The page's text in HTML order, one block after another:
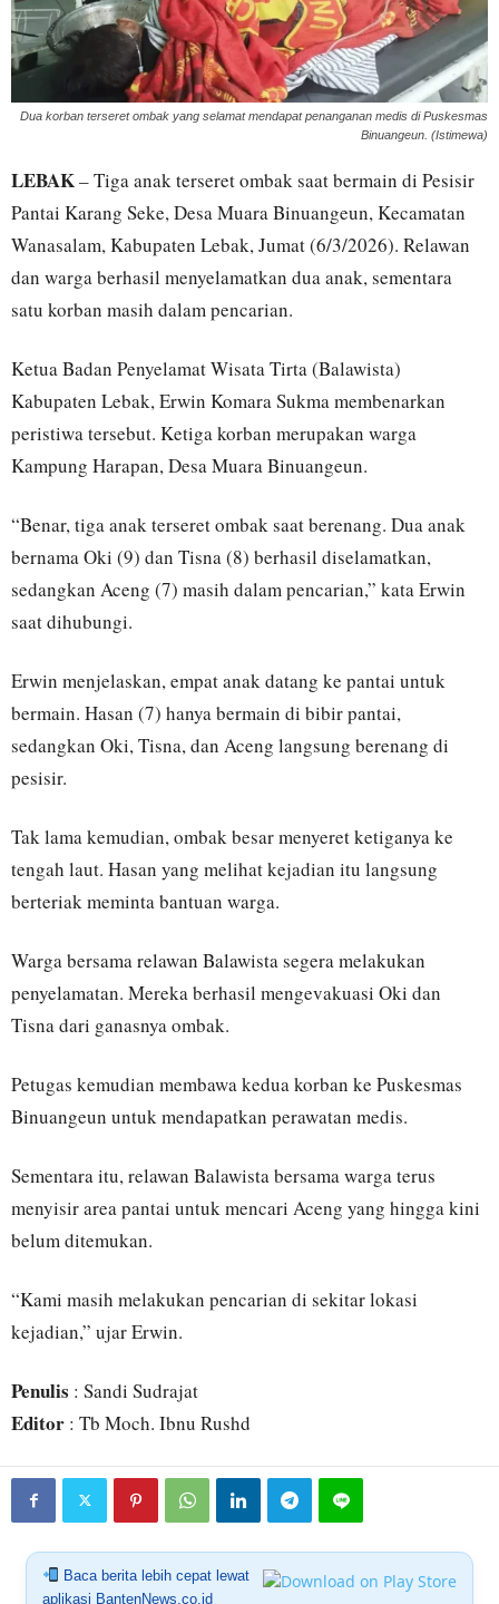
Dua korban terseret ombak yang selamat mendapat penanganan medis di Puskesmas
Binuangeun. (Istimewa)
LEBAK– Tiga anak terseret ombak saat bermain di Pesisir
Pantai Karang Seke, Desa Muara Binuangeun, Kecamatan
Wanasalam, Kabupaten Lebak, Jumat (6/3/2026). Relawan
dan warga berhasil menyelamatkan dua anak, sementara
satu korban masih dalam pencarian.
Ketua Badan Penyelamat Wisata Tirta (Balawista)
Kabupaten Lebak, Erwin Komara Sukma membenarkan
peristiwa tersebut. Ketiga korban merupakan warga
Kampung Harapan, Desa Muara Binuangeun.
“Benar, tiga anak terseret ombak saat berenang. Dua anak
bernama Oki (9) dan Tisna (8) berhasil diselamatkan,
sedangkan Aceng (7) masih dalam pencarian,” kata Erwin
saat dihubungi.
Erwin menjelaskan, empat anak datang ke pantai untuk
bermain. Hasan (7) hanya bermain di bibir pantai,
sedangkan Oki, Tisna, dan Aceng langsung berenang di
pesisir.
Tak lama kemudian, ombak besar menyeret ketiganya ke
tengah laut. Hasan yang melihat kejadian itu langsung
berteriak meminta bantuan warga.
Warga bersama relawan Balawista segera melakukan
penyelamatan. Mereka berhasil mengevakuasi Oki dan
Tisna dari ganasnya ombak.
Petugas kemudian membawa kedua korban ke Puskesmas
Binuangeun untuk mendapatkan perawatan medis.
Sementara itu, relawan Balawista bersama warga terus
menyisir area pantai untuk mencari Aceng yang hingga kini
belum ditemukan.
“Kami masih melakukan pencarian di sekitar lokasi
kejadian,” ujar Erwin.
Penulis : Sandi Sudrajat
Editor : Tb Moch. Ibnu Rushd
Baca berita lebih cepat lewat
aplikasi BantenNews.co.id